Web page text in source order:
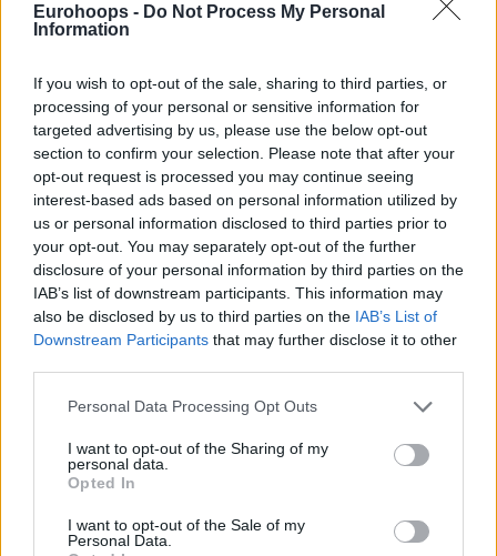
Eurohoops - Do Not Process My Personal
Information
If you wish to opt-out of the sale, sharing to third parties, or
processing of your personal or sensitive information for
targeted advertising by us, please use the below opt-out
section to confirm your selection. Please note that after your
opt-out request is processed you may continue seeing
interest-based ads based on personal information utilized by
us or personal information disclosed to third parties prior to
your opt-out. You may separately opt-out of the further
disclosure of your personal information by third parties on the
IAB’s list of downstream participants. This information may
also be disclosed by us to third parties on the IAB’s List of
Downstream Participants that may further disclose it to other
Please note that this website/app uses one or more Google
not limited to your visit or usage behaviour. You may click to
grant or deny consent to Google and its third-party tags to
use your data for below specified purposes in below Google
consent section.
Personal Data Processing Opt Outs
I want to opt-out of the Sharing of my
personal data.
Opted In
I want to opt-out of the Sale of my
Personal Data.
Eurohoops team/info@eurohoops.net
Чемпион страны по итогам нынешнего сезона
определен не будет.
Напомним, ранее был досрочно завершен сезон в
Единой лиге ВТБ.
По данным CSSE, в мире коронавирус подтвержден у 1
407 123 человек. Италия является лидером в Европе
Турнирная таблица
1. Виртус Болонья 18-2
2. Сассари 16-5
4. Олимпия Милан 14-7